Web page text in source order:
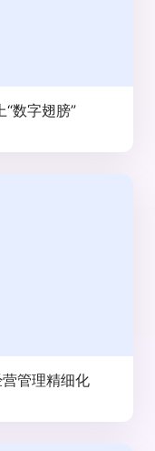
数字翅膀”
管理精细化